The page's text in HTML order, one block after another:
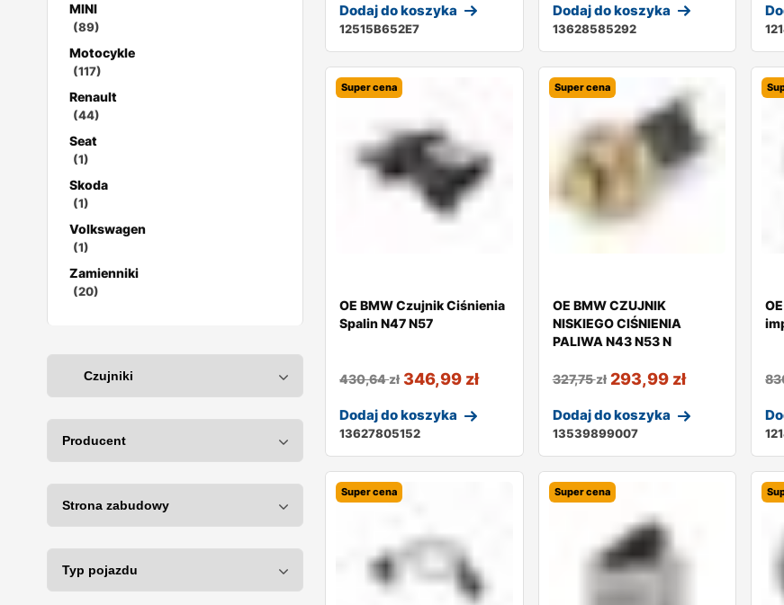
MINI
(89)
Motocykle
(117)
Renault
(44)
Seat
(1)
Skoda
(1)
Volkswagen
(1)
Zamienniki
(20)
Dodaj do koszyka
12515B652E7
Dodaj do koszyka
13628585292
Super cena
OE BMW Czujnik Ciśnienia
Spalin N47 N57
430,64zł 346,99 zł
Dodaj do koszyka
13627805152
Super cena
OE BMW CZUJNIK
NISKIEGO CIŚNIENIA
PALIWA N43 N53 N
327,75zł 293,99 zł
Dodaj do koszyka
13539899007
Super cena Super cena